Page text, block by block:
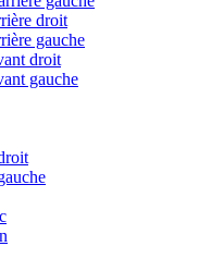
droit
gauche
droit
gauche